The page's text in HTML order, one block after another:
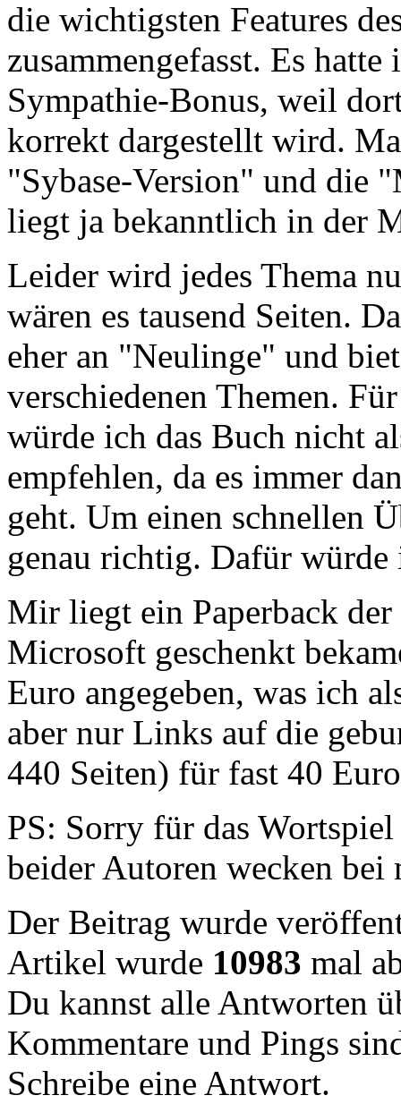
die wichtigsten Features
zusammengefasst. Es
Sympathie-Bonus, weil
korrekt dargestellt wird.
"Sybase-Version" und die
liegt ja bekanntlich in der
Leider wird jedes Thema
wären es tausend Seiten.
eher an "Neulinge" und
verschiedenen Themen.
würde ich das Buch nicht
empfehlen, da es immer
geht. Um einen schnellen
genau richtig. Dafür würde
Mir liegt ein Paperback
Microsoft geschenkt
Euro angegeben, was ich
aber nur Links auf die
440 Seiten) für fast 40
PS: Sorry für das
beider Autoren wecken
Der Beitrag wurde
Artikel wurde 10983 mal
Du kannst alle Antworten
Kommentare und Pings
Schreibe eine Antwort.